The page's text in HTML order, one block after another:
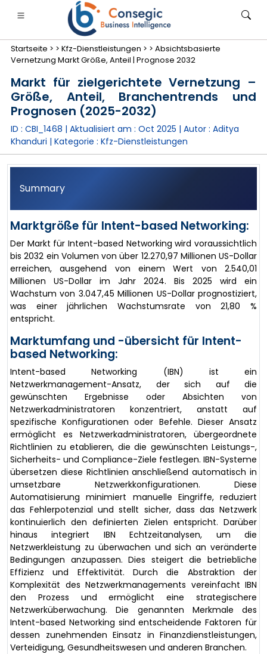
Finanzdienstleistungen und Versicherungen
• Konsumgüter • Energie und Strom
• Fallstudien
Startseite > > Kfz-Dienstleistungen > > Absichtsbasierte
Vernetzung Markt Größe, Anteil | Prognose 2032
Markt für zielgerichtete Vernetzung –
Größe, Anteil, Branchentrends und
Prognosen (2025-2032)
ID : CBI_1468 | Aktualisiert am : Oct 2025 | Autor : Aditya
Khanduri | Kategorie : Kfz-Dienstleistungen
Summary
Marktgröße für Intent-based Networking:
Der Markt für Intent-based Networking wird voraussichtlich
bis 2032 ein Volumen von über 12.270,97 Millionen US-Dollar
erreichen, ausgehend von einem Wert von 2.540,01
Millionen US-Dollar im Jahr 2024. Bis 2025 wird ein
Wachstum von 3.047,45 Millionen US-Dollar prognostiziert,
was einer jährlichen Wachstumsrate von 21,80 %
entspricht.
Marktumfang und -übersicht für Intent-
based Networking:
Intent-based Networking (IBN) ist ein
Netzwerkmanagement-Ansatz, der sich auf die
gewünschten Ergebnisse oder Absichten von
Netzwerkadministratoren konzentriert, anstatt auf
spezifische Konfigurationen oder Befehle. Dieser Ansatz
ermöglicht es Netzwerkadministratoren, übergeordnete
Richtlinien zu etablieren, die die gewünschten Leistungs-,
Sicherheits- und Compliance-Ziele festlegen. IBN-Systeme
übersetzen diese Richtlinien anschließend automatisch in
umsetzbare Netzwerkkonfigurationen. Diese
Automatisierung minimiert manuelle Eingriffe, reduziert
das Fehlerpotenzial und stellt sicher, dass das Netzwerk
kontinuierlich den definierten Zielen entspricht. Darüber
hinaus integriert IBN Echtzeitanalysen, um die
Netzwerkleistung zu überwachen und sich an veränderte
Bedingungen anzupassen. Dies steigert die betriebliche
Effizienz und Effektivität. Durch die Abstraktion der
Komplexität des Netzwerkmanagements vereinfacht IBN
den Prozess und ermöglicht eine strategischere
Netzwerküberwachung. Die genannten Merkmale des
Intent-based Networking sind entscheidende Faktoren für
dessen zunehmenden Einsatz in Finanzdienstleistungen,
Verteidigung, Gesundheitswesen und anderen Branchen.